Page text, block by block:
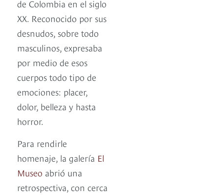
de Colombia en el siglo
XX. Reconocido por sus
desnudos, sobre todo
masculinos, expresaba
por medio de esos
cuerpos todo tipo de
emociones: placer,
dolor, belleza y hasta
horror.
Para rendirle
homenaje, la galería El
Museo abrió una
retrospectiva, con cerca